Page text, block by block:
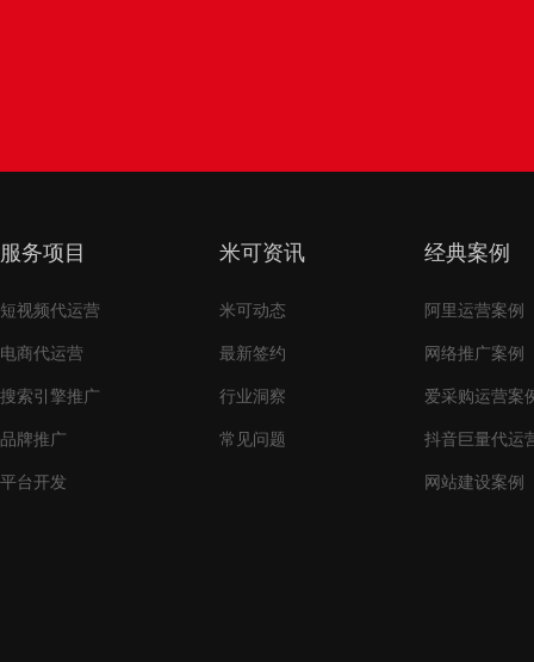
服务项目
短视频代运营
电商代运营
搜索引擎推广
品牌推广
平台开发
米可资讯
米可动态
最新签约
行业洞察
常见问题
经典案例
阿里运营案例
网络推广案例
爱采购运营案
抖音巨量代运
网站建设案例